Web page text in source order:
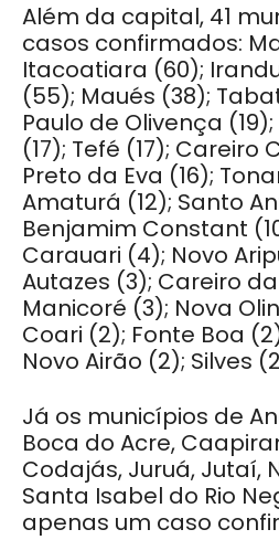
Além da capital, 41
casos confirmados:
Itacoatiara (60);
(55); Maués (38);
Paulo de Olivença
(17); Tefé (17); Careiro
Preto da Eva (16);
Amaturá (12); Santo
Benjamim Constant
Carauari (4); Novo
Autazes (3); Careiro
Manicoré (3); Nova
Coari (2); Fonte Boa
Novo Airão (2); Silves
Já os municípios de
Boca do Acre,
Codajás, Juruá, Jutaí,
Santa Isabel do Rio
apenas um caso